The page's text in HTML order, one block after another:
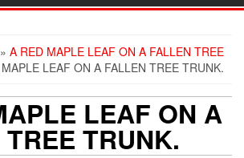
» A RED MAPLE LEAF ON A FALLEN TREE
LEAF ON A FALLEN TREE TRUNK.
LEAF ON A
TRUNK.